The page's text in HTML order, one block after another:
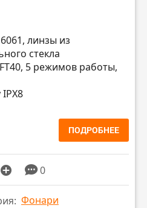
линзы из
стекла
5 режимов работы,
ПОДРОБНЕЕ
0
Фонари